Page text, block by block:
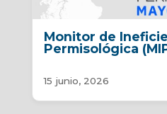
Monitor de
Permisológica
15 junio, 2026